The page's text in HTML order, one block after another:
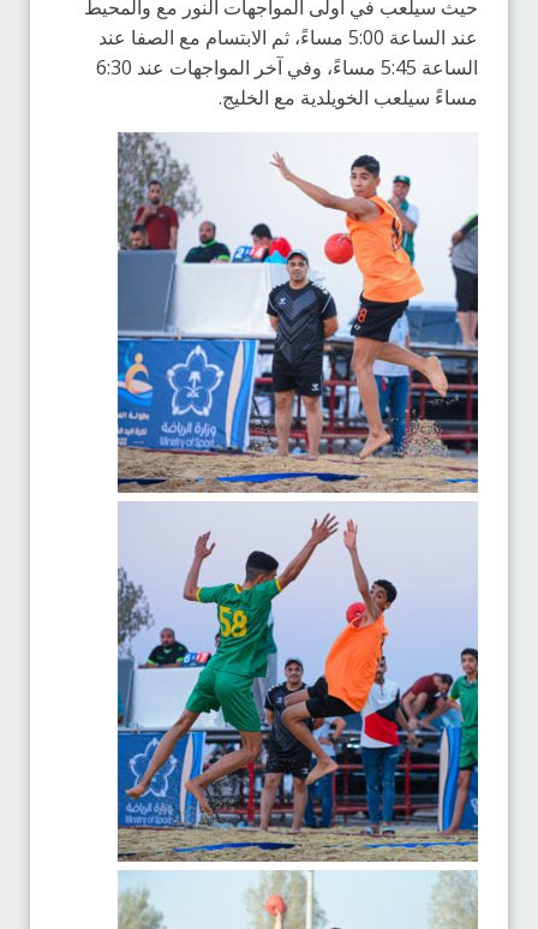
حيث سيلعب في أولى المواجهات النور مع والمحيط
عند الساعة 5:00 مساءً، ثم الابتسام مع الصفا عند
الساعة 5:45 مساءً، وفي آخر المواجهات عند 6:30
مساءً سيلعب الخويلدية مع الخليج.